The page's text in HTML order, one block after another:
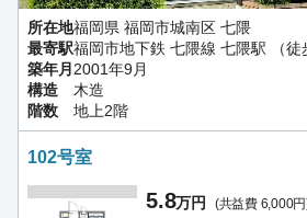
所在地福岡県 福岡市城南区 七隈
最寄駅福岡市地下鉄 七隈線 七隈駅 （徒
築年月 2001年9月
構造
木造
階数
地上2階
102号室
5.8万円 (共益費 6,000